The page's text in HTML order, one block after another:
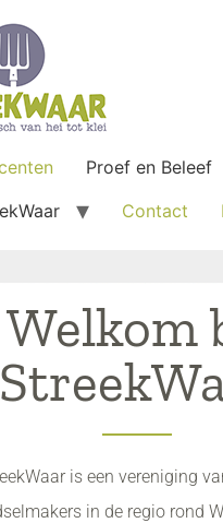
Proef en Beleef
Contact
Welkom
is een vereniging
in de regio rond